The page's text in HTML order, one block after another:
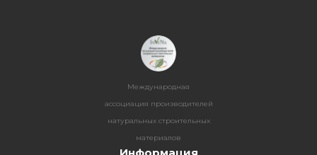
Международная
ассоциация производителей
натуральных строительных
материалов